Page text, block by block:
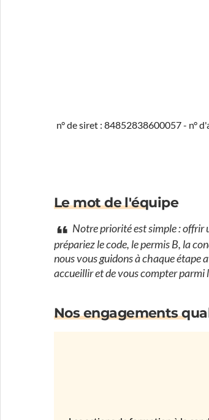
n° de siret : 84852838600057 - n°
Le mot de l'équipe
Notre priorité est simple : offrir
prépariez le code, le permis B, la
nous vous guidons à chaque étape
accueillir et de vous compter parmi
Nos engagements